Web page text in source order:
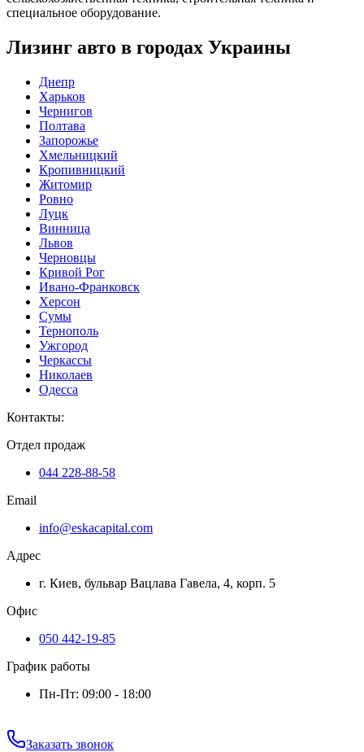
специальное оборудование.
Лизинг авто в городах Украины
Днепр
Харьков
Чернигов
Полтава
Запорожье
Хмельницкий
Кропивницкий
Житомир
Ровно
Луцк
Винница
Львов
Черновцы
Кривой Рог
Ивано-Франковск
Херсон
Сумы
Тернополь
Ужгород
Черкассы
Николаев
Одесса
Контакты:
Отдел продаж
044 228-88-58
Email
info@eskacapital.com
Адрес
г. Киев, бульвар Вацлава Гавела, 4, корп. 5
Офис
050 442-19-85
График работы
Пн-Пт: 09:00 - 18:00
Заказать звонок